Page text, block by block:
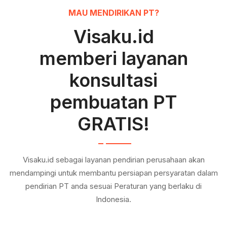
MAU MENDIRIKAN PT?
Visaku.id
memberi layanan
konsultasi
pembuatan PT
GRATIS!
Visaku.id sebagai layanan pendirian perusahaan akan
mendampingi untuk membantu persiapan persyaratan dalam
pendirian PT anda sesuai Peraturan yang berlaku di
Indonesia.